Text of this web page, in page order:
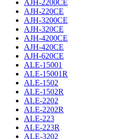
AJH-2200CE
AJH-220CE
AJH-3200CE
AJH-320CE
AJH-4200CE
AJH-420CE
AJH-620CE
ALE-15001
ALE-15001R
ALE-1502
ALE-1502R
ALE-2202
ALE-2202R
ALE-223
ALE-223R
ALE-3202